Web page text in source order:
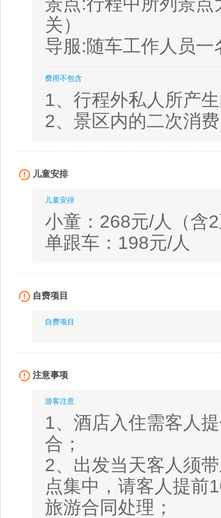
关）
导服:随车工作人员
费用不包含
1、行程外私人所产
2、景区内的二次消
儿童安排
儿童安排
小童：268元/人（含
单跟车：198元/人
自费项目
自费项目
注意事项
游客注意
1、酒店入住需客人
合；
2、出发当天客人须
点集中，请客人提前
旅游合同处理；